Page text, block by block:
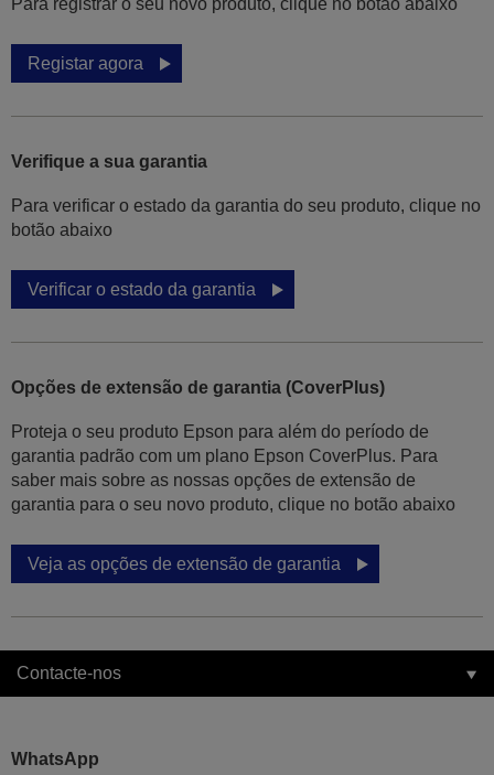
Para registrar o seu novo produto, clique no botão abaixo
Registar agora
Verifique a sua garantia
Para verificar o estado da garantia do seu produto, clique no
botão abaixo
Verificar o estado da garantia
Opções de extensão de garantia (CoverPlus)
Proteja o seu produto Epson para além do período de
garantia padrão com um plano Epson CoverPlus. Para
saber mais sobre as nossas opções de extensão de
garantia para o seu novo produto, clique no botão abaixo
Veja as opções de extensão de garantia
Contacte-nos
WhatsApp